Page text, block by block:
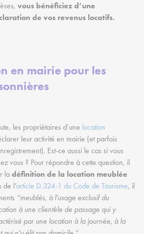
vous bénéficiez d’une
de vos revenus locatifs.
en mairie pour les
les propriétaires d’une location
leur activité en mairie (et parfois
Est-ce aussi le cas si vous
vous ? Pour répondre à cette question, il
ladéfinition de la location meublée
de l’article D.324-1 du Code de Tourisme, il
“meublés, à l'usage exclusif du
à une clientèle de passage qui y
par une location à la journée, à la